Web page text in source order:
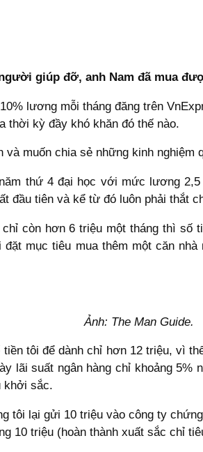
giúp đỡ, anh Nam đã mua
lương mỗi tháng đăng trên
thời kỳ đầy khó khăn đó thế nào.
muốn chia sẻ những kinh nghiệm
thứ 4 đại học với mức lương
đầu tiên và kể từ đó luôn phải thắt
còn hơn 6 triệu một tháng thì
mục tiêu mua thêm một căn
Ảnh: The Man Guide.
tôi để dành chỉ hơn 12 triệu, vì
lãi suất ngân hàng chỉ khoảng
khởi sắc.
tôi lại gửi 10 triệu vào công ty
10 triệu (hoàn thành xuất sắc chỉ